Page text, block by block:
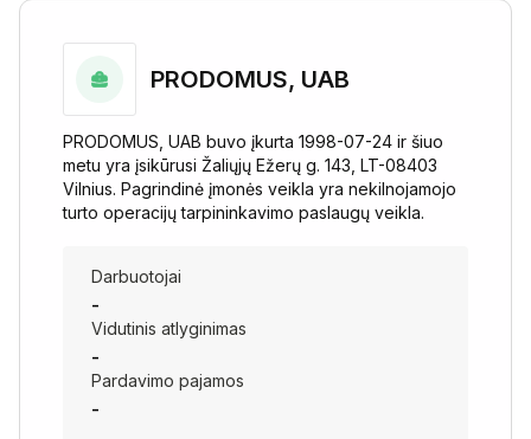
PRODOMUS, UAB
PRODOMUS, UAB buvo įkurta 1998-07-24 ir šiuo
metu yra įsikūrusi Žaliųjų Ežerų g. 143, LT-08403
Vilnius. Pagrindinė įmonės veikla yra nekilnojamojo
turto operacijų tarpininkavimo paslaugų veikla.
Darbuotojai
-
Vidutinis atlyginimas
-
Pardavimo pajamos
-